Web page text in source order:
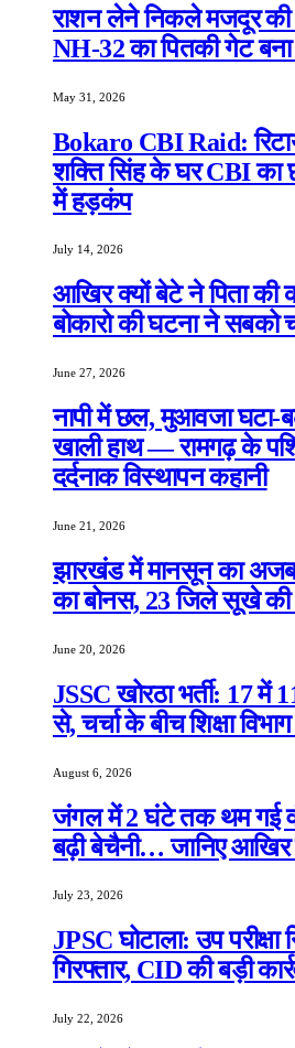
राशन लेने निकले मजदूर की
NH-32 का पितकी गेट बना
May 31, 2026
Bokaro CBI Raid:
शक्ति सिंह के घर CBI का
में हड़कंप
July 14, 2026
आखिर क्यों बेटे ने पिता की
बोकारो की घटना ने सबको
June 27, 2026
नापी में छल, मुआवजा घटा-
खाली हाथ — रामगढ़ के
दर्दनाक विस्थापन कहानी
June 21, 2026
झारखंड में मानसून का अजब
का बोनस, 23 जिले सूखे की
June 20, 2026
JSSC खोरठा भर्ती: 17 में
से, चर्चा के बीच शिक्षा
August 6, 2026
जंगल में 2 घंटे तक थम गई
बढ़ी बेचैनी… जानिए आखिर
July 23, 2026
JPSC घोटाला: उप
गिरफ्तार, CID की बड़ी
July 22, 2026